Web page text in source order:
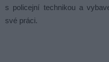
s policejní technikou a
své práci.